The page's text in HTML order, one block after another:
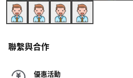
聯繫與合作
優惠活動